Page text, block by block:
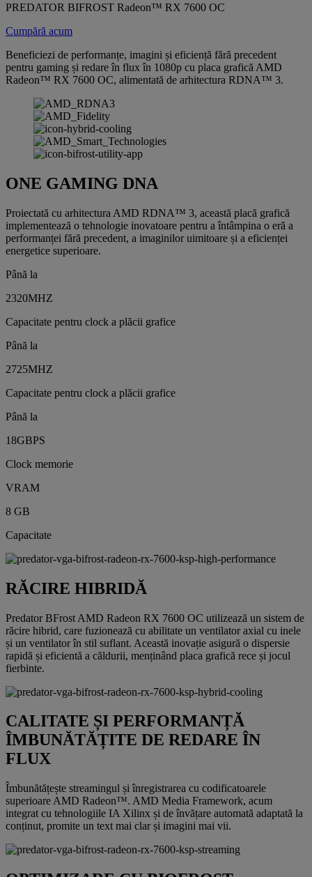
PREDATOR BIFROST Radeon™ RX 7600 OC
Cumpără acum
Beneficiezi de performanțe, imagini și eficiență fără precedent
pentru gaming și redare în flux în 1080p cu placa grafică AMD
Radeon™ RX 7600 OC, alimentată de arhitectura RDNA™ 3.
ONE GAMING DNA
Proiectată cu arhitectura AMD RDNA™ 3, această placă grafică
implementează o tehnologie inovatoare pentru a întâmpina o eră a
performanței fără precedent, a imaginilor uimitoare și a eficienței
energetice superioare.
Până la
2320MHZ
Capacitate pentru clock a plăcii grafice
Până la
2725MHZ
Capacitate pentru clock a plăcii grafice
Până la
18GBPS
Clock memorie
VRAM
8 GB
Capacitate
RĂCIRE HIBRIDĂ
Predator BFrost AMD Radeon RX 7600 OC utilizează un sistem de
răcire hibrid, care fuzionează cu abilitate un ventilator axial cu inele
și un ventilator în stil suflant. Această inovație asigură o dispersie
rapidă și eficientă a căldurii, menținând placa grafică rece și jocul
fierbinte.
CALITATE ȘI PERFORMANȚĂ
ÎMBUNĂTĂȚITE DE REDARE ÎN
FLUX
Îmbunătățește streamingul și înregistrarea cu codificatoarele
superioare AMD Radeon™. AMD Media Framework, acum
integrat cu tehnologiile IA Xilinx și de învățare automată adaptată la
conținut, promite un text mai clar și imagini mai vii.